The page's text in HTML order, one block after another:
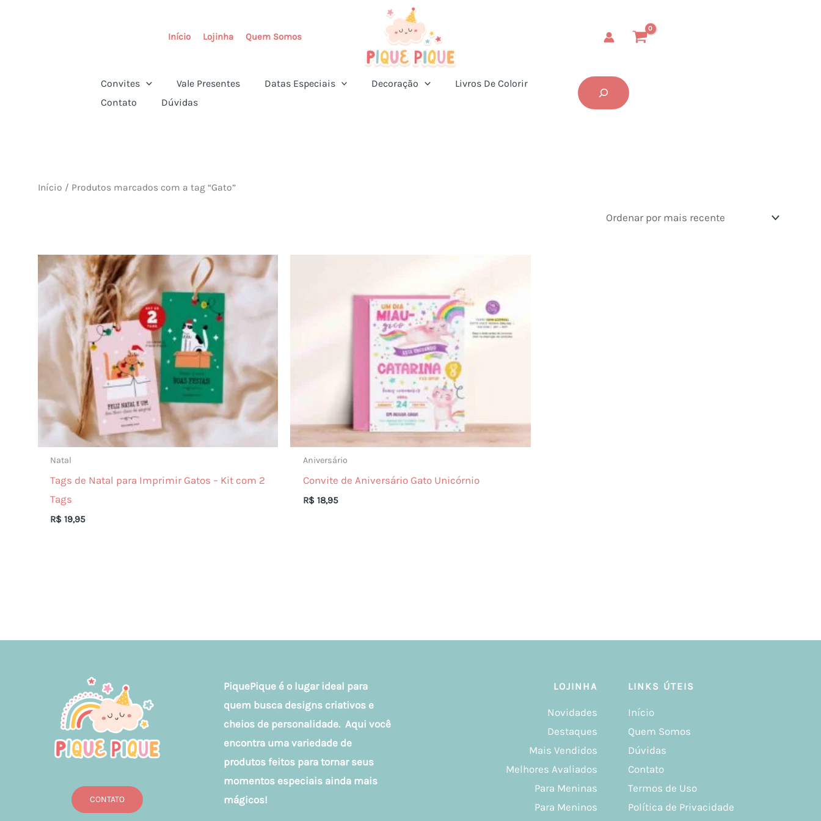
Início Lojinha Quem Somos
Convites Vale Presentes Datas Especiais Decoração
Livros De Colorir
Contato
Dúvidas
Buscar...
Início / Produtos marcados com a tag “Gato”
Natal
Tags de Natal para Imprimir Gatos – Kit com 2
Tags
R$ 19,95
Aniversário
Convite de Aniversário Gato Unicórnio
R$18,95
CONTATO
PiquePique é o lugar ideal para
quem busca designs criativos e
cheios de personalidade. Aqui você
encontra uma variedade de
produtos feitos para tornar seus
momentos especiais ainda mais
mágicos!
LOJINHA
Novidades
Destaques
Mais Vendidos
Melhores Avaliados
Para Meninas
Para Meninos
LINKS ÚTEIS
Início
Quem Somos
Dúvidas
Contato
Termos de Uso
Política de Privacidade